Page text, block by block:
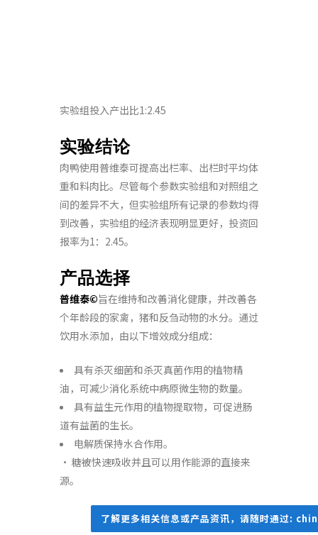
实验组投入产出比1:2.45
实验结论
肉鸭使用普维泰可提高出栏率、出栏时平均体
重和料肉比。尽管每个参数实验组和对照组之
间的差异不大，但实验组所有记录的参数均得
到改善，实验组的经济表现明显更好，投资回
报率为1：2.45。
产品选择
普维泰©旨在维持和改善消化健康，并改善各
个年龄段的家禽，猪和反刍动物的水分。通过
饮用水添加，由以下增效成分组成：
具有杀灭细菌和杀灭真菌作用的植物精
油，可减少消化系统中病原微生物的数量。
具有益生元作用的植物提取物，可促进肠
道有益菌的生长。
电解质保持水合作用。
· 糖被快速吸收并且可以用作能源的直接来
源。
了解更多相关信息或产品资讯，请随时通过: